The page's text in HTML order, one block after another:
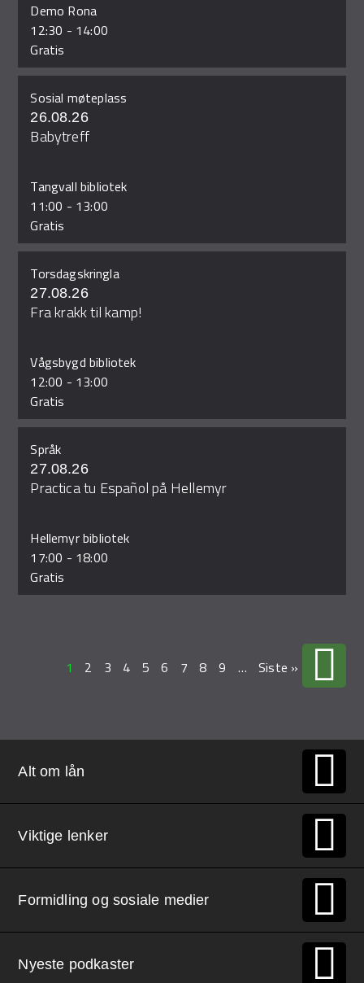
Demo Rona
12:30 - 14:00
Gratis
Sosial møteplass
26.08.26
Babytreff
Tangvall bibliotek
11:00 - 13:00
Gratis
Torsdagskringla
27.08.26
Fra krakk til kamp!
Vågsbygd bibliotek
12:00 - 13:00
Gratis
Språk
27.08.26
Practica tu Español på Hellemyr
Hellemyr bibliotek
17:00 - 18:00
Gratis
1 2 3 4 5 6 7 8 9 … Siste »
Alt om lån
Viktige lenker
Formidling og sosiale medier
Nyeste podkaster